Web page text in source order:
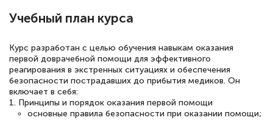
вежливое сопровождение! Всё чётко и
понятно! Проходила повышение
квалификации. Ещё раз - СПАСИБО!
Елена Петрикс
Знаток города 5 уровня
Учебный план курса
Курс разработан с целью обучения навыкам оказания
первой доврачебной помощи для эффективного
реагирования в экстренных ситуациях и обеспечения
безопасности пострадавших до прибытия медиков. Он
включает в себя:
1. Принципы и порядок оказания первой помощи
основные правила безопасности при оказании помощи;